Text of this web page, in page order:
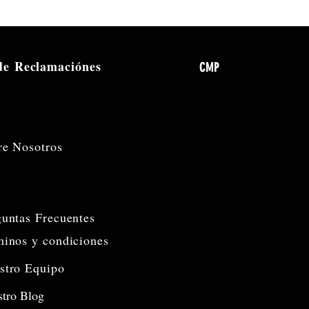
Reclamaciónes CMP
Nosotros
Frecuentes
y condiciones
Equipo
Blog